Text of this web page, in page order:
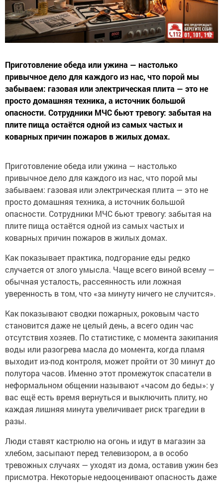
Приготовление обеда или ужина — настолько
привычное дело для каждого из нас, что порой мы
забываем: газовая или электрическая плита — это не
просто домашняя техника, а источник большой
опасности. Сотрудники МЧС бьют тревогу: забытая на
плите пища остаётся одной из самых частых и
коварных причин пожаров в жилых домах.
Приготовление обеда или ужина — настолько
привычное дело для каждого из нас, что порой мы
забываем: газовая или электрическая плита — это не
просто домашняя техника, а источник большой
опасности. Сотрудники МЧС бьют тревогу: забытая на
плите пища остаётся одной из самых частых и
коварных причин пожаров в жилых домах.
Как показывает практика, подгорание еды редко
случается от злого умысла. Чаще всего виной всему —
обычная усталость, рассеянность или ложная
уверенность в том, что «за минуту ничего не случится».
Как показывают сводки пожарных, роковым часто
становится даже не целый день, а всего один час
отсутствия хозяев. По статистике, с момента закипания
воды или разогрева масла до момента, когда пламя
выходит из-под контроля, может пройти от 30 минут до
полутора часов. Именно этот промежуток спасатели в
неформальном общении называют «часом до беды»: у
вас ещё есть время вернуться и выключить плиту, но
каждая лишняя минута увеличивает риск трагедии в
разы.
Люди ставят кастрюлю на огонь и идут в магазин за
хлебом, засыпают перед телевизором, а в особо
тревожных случаях — уходят из дома, оставив ужин без
присмотра. Некоторые недооценивают опасность даже